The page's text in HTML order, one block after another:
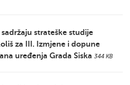
strateške studije
za III. Izmjene i dopune
uređenja Grada Siska 344 KB